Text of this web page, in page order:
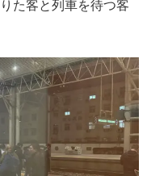
た客と列車を待つ客